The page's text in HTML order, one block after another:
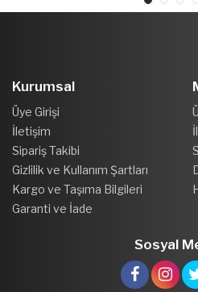
Kurumsal
Üye Girişi
İletişim
Sipariş Takibi
Gizlilik ve Kullanım Şartları
Kargo ve Taşıma Bilgileri
Garanti ve İade
Sosyal